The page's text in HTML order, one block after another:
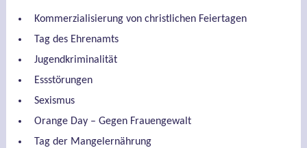
Kommerzialisierung von christlichen Feiertagen
Tag des Ehrenamts
Jugendkriminalität
Essstörungen
Sexismus
Orange Day – Gegen Frauengewalt
Tag der Mangelernährung